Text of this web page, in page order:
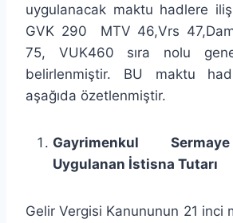
uygulanacak maktu hadlere
GVK 290 MTV 46,Vrs
75, VUK460 sıra nolu
belirlenmiştir. BU maktu
aşağıda özetlenmiştir.
Gayrimenkul
Uygulanan İstisna Tutarı­
Gelir Vergisi Kanununun 21 inci